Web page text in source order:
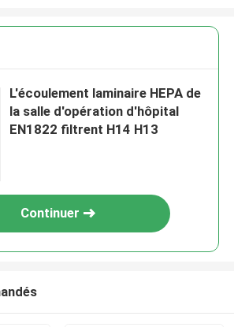
L'écoulement laminaire HEPA de
la salle d'opération d'hôpital
EN1822 filtrent H14 H13
Continuer